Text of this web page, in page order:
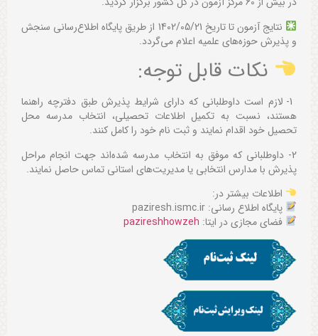
نتایج آزمون تا تاریخ 1402/05/21 از طریق پایگاه اطلاع‌رسانی سنجش
و پذیرش حوزه‌های علمیه اعلام می‌گردد.
نکات قابل توجه:
1- لازم است داوطلبانی که دارای شرایط پذیرش طبق دفترچه راهنما
هستند، نسبت به تکمیل اطلاعات تحصیلی، انتخاب مدرسه محل
تحصیل خود اقدام نمایند و ثبت نام خود را کامل کنند.
2- داوطلبانی که موفق به انتخاب مدرسه شده‌اند جهت انجام مراحل
پذیرش با مدارس انتخابی یا مدیریت‌های استانی تماس حاصل نمایند.
اطلاعات بیشتر در:
پایگاه اطلاع رسانی: paziresh.ismc.ir
فضای مجازی در ایتا: pazireshhowzeh